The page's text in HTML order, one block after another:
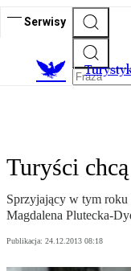
Serwisy
T
Turyści
Sprzyjający w tym roku
Magdalena Plutecka-
Publikacja: 24.12.2013 08:18